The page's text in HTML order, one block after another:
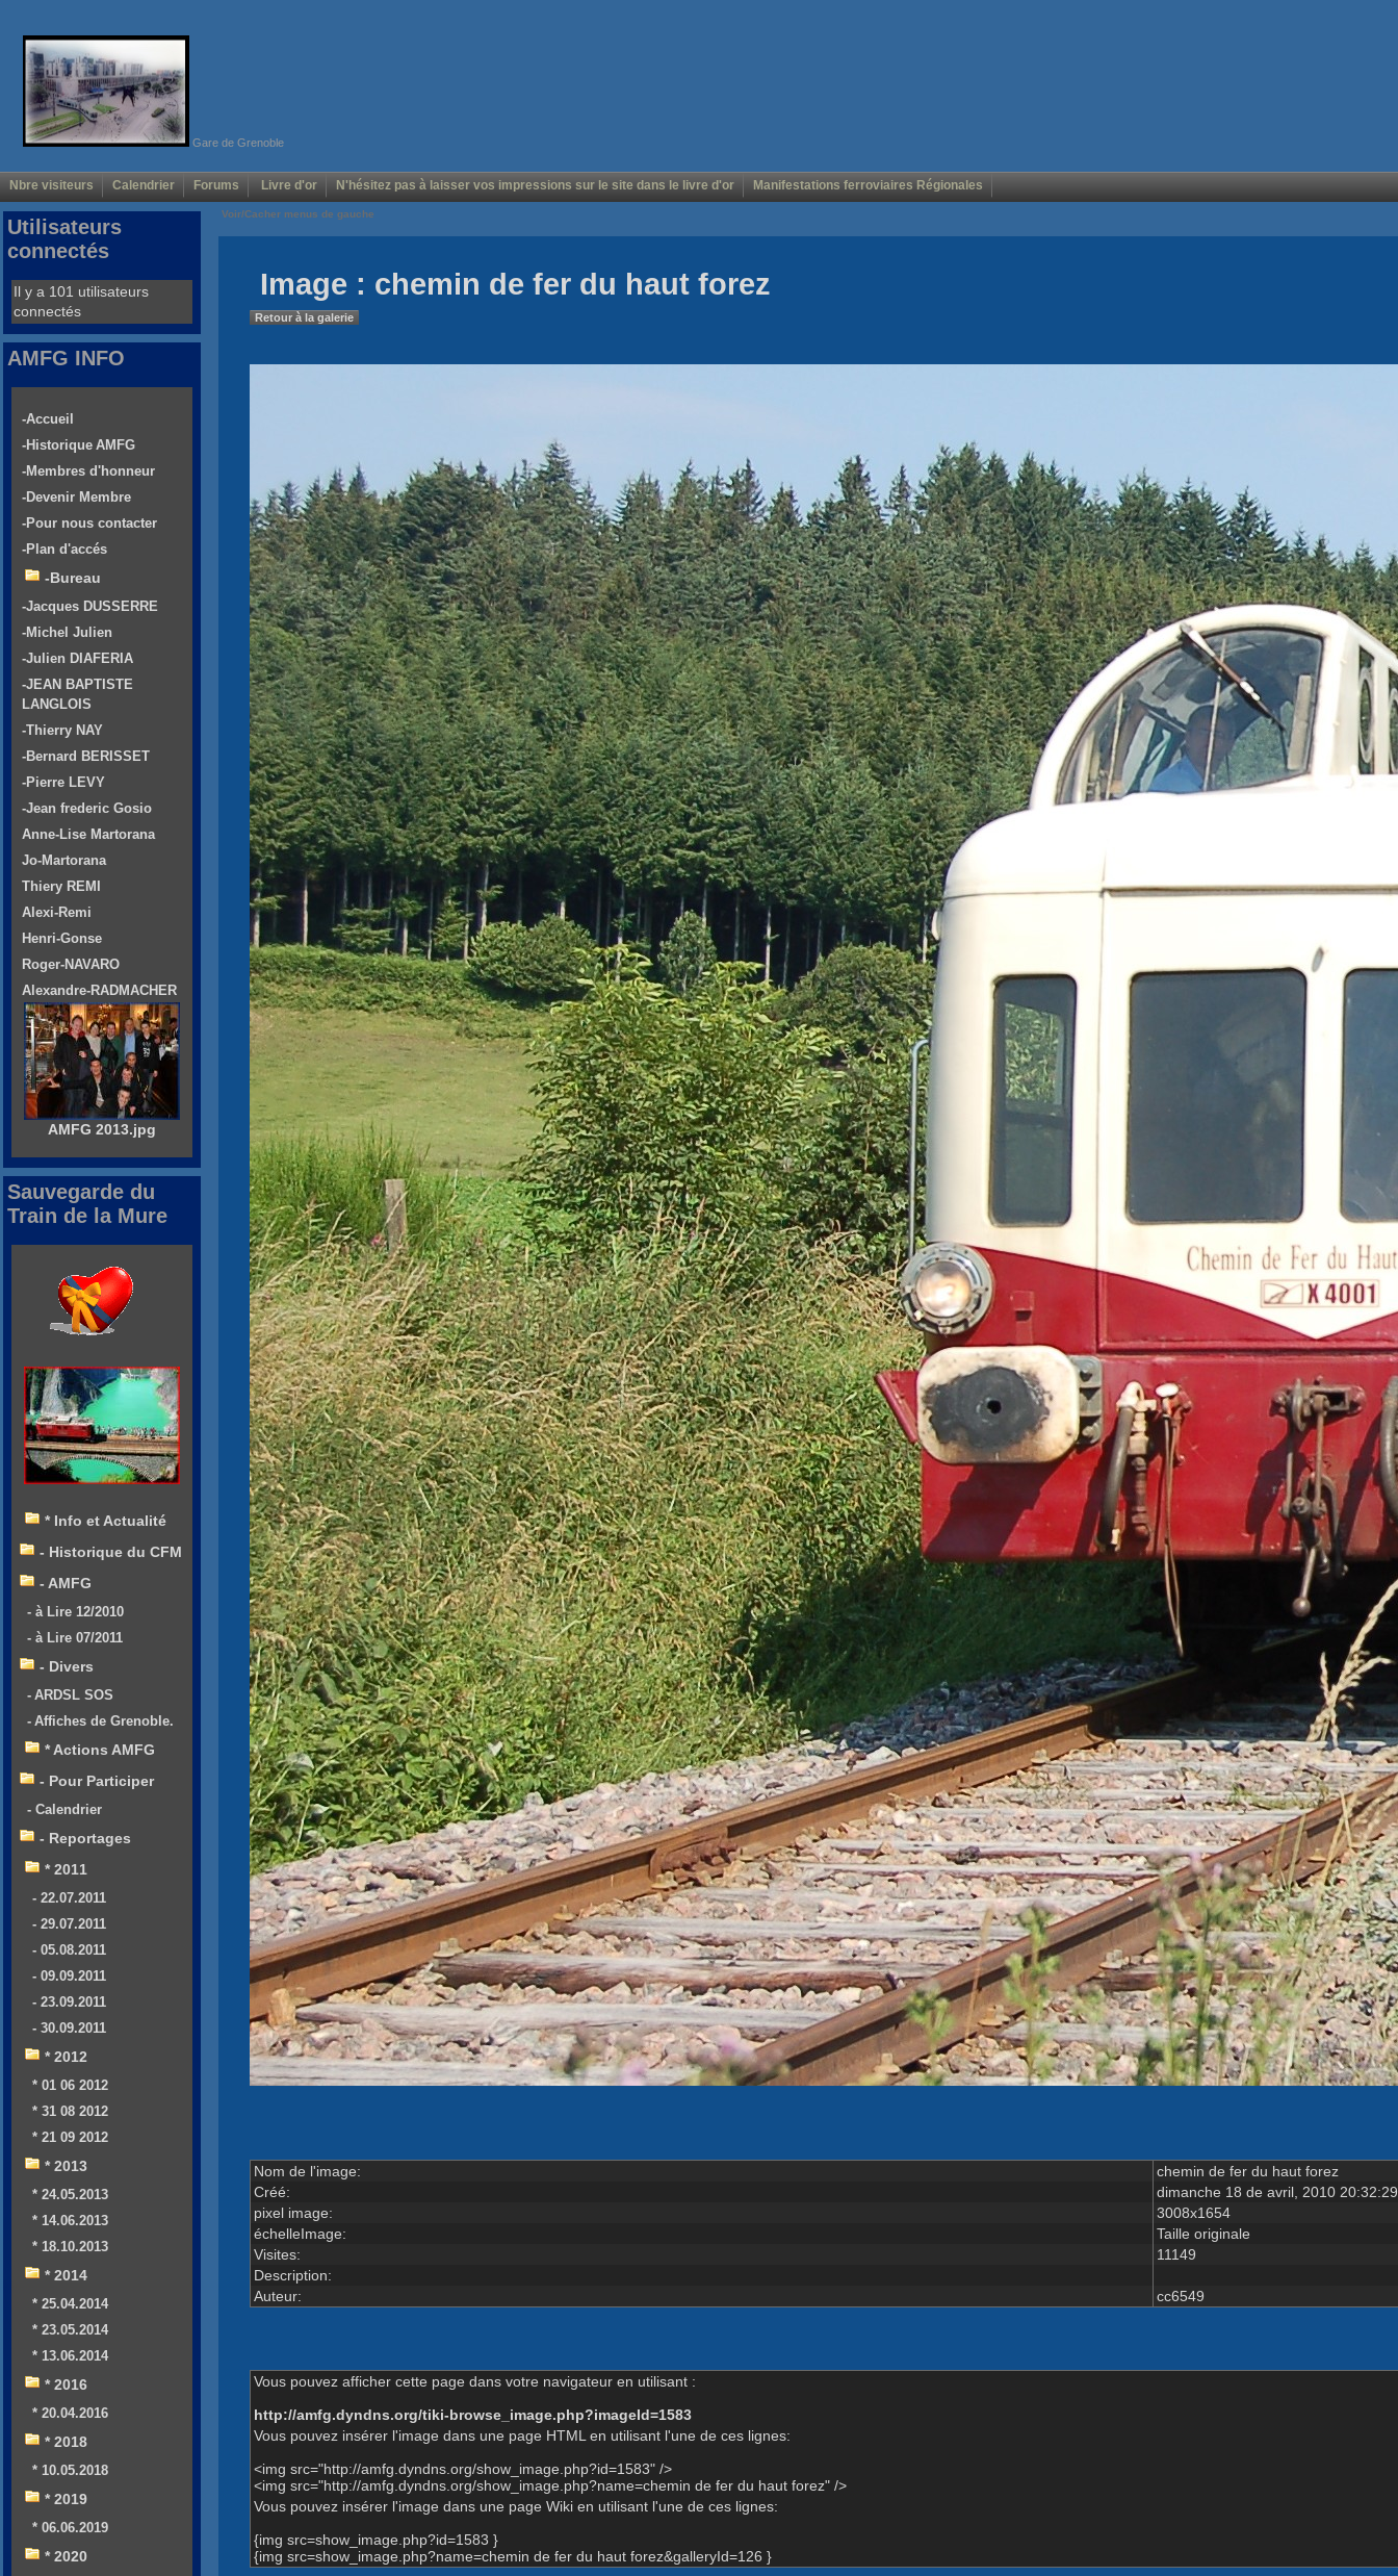
Gare de Grenoble
Nbre visiteurs Calendrier Forums Livre d'or N'hésitez pas à laisser vos impressions sur le site dans le livre d'or Manifestations ferroviaires Régionales
Voir/Cacher menus de gauche
Image : chemin de fer du haut forez
Retour à la galerie
Nom de l'image:
chemin de fer du haut forez
Créé:
dimanche 18 de avril, 2010
pixel image:
3008x1654
échelleImage:
Taille originale
Visites:
11149
Description:
Auteur:
cc6549
Vous pouvez afficher cette page dans votre navigateur en utilisant :
http://amfg.dyndns.org/tiki-browse_image.php?imageId=1583
Vous pouvez insérer l'image dans une page HTML en utilisant l'une de ces lignes:
<img src="http://amfg.dyndns.org/show_image.php?id=1583" />
<img src="http://amfg.dyndns.org/show_image.php?name=chemin de fer du haut forez" />
Vous pouvez insérer l'image dans une page Wiki en utilisant l'une de ces lignes:
{img src=show_image.php?id=1583 }
{img src=show_image.php?name=chemin de fer du haut forez&galleryId=126 }
Utilisateurs
connectés
Il y a 101 utilisateurs
connectés
AMFG INFO
-Accueil
-Historique AMFG
-Membres d'honneur
-Devenir Membre
-Pour nous contacter
-Plan d'accés
-Bureau
-Jacques DUSSERRE
-Michel Julien
-Julien DIAFERIA
-JEAN BAPTISTE
LANGLOIS
-Thierry NAY
-Bernard BERISSET
-Pierre LEVY
-Jean frederic Gosio
Anne-Lise Martorana
Jo-Martorana
Thiery REMI
Alexi-Remi
Henri-Gonse
Roger-NAVARO
Alexandre-RADMACHER
AMFG 2013.jpg
Sauvegarde du
Train de la Mure
* Info et Actualité
- Historique du CFM
- AMFG
- à Lire 12/2010
- à Lire 07/2011
- Divers
- ARDSL SOS
- Affiches de Grenoble.
* Actions AMFG
- Pour Participer
- Calendrier
- Reportages
* 2011
- 22.07.2011
- 29.07.2011
- 05.08.2011
- 09.09.2011
- 23.09.2011
- 30.09.2011
* 2012
* 01 06 2012
* 31 08 2012
* 21 09 2012
* 2013
* 24.05.2013
* 14.06.2013
* 18.10.2013
* 2014
* 25.04.2014
* 23.05.2014
* 13.06.2014
* 2016
* 20.04.2016
* 2018
* 10.05.2018
* 2019
* 06.06.2019
* 2020